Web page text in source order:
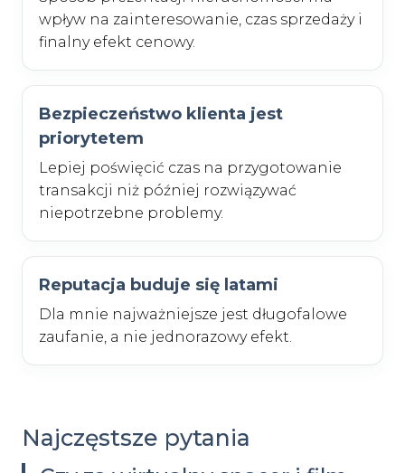
wpływ na zainteresowanie, czas sprzedaży i
finalny efekt cenowy.
Bezpieczeństwo klienta jest
priorytetem
Lepiej poświęcić czas na przygotowanie
transakcji niż później rozwiązywać
niepotrzebne problemy.
Reputacja buduje się latami
Dla mnie najważniejsze jest długofalowe
zaufanie, a nie jednorazowy efekt.
Najczęstsze pytania